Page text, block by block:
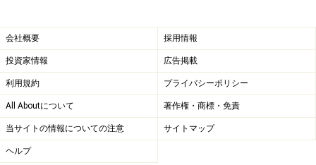
テレビ、電話、金庫、ポット＆お茶のセット(日本発着ク
ルーズ限定)、冷蔵庫、ヘアドライヤー、アメニティ（タ
オル、石鹸、シャンプー、コンディショナー、ボディー
ローション）、スリッパ(日本発着クルーズ限定)、
120V・220V電源
※歯ブラシ、パジャマの設備は、他船同様ありません
※バスタブは、ミニスイート以上の客室に設置。それ以
会社概要 採用情報
投資家情報 広告掲載
利用規約 プライバシーポリシー
All Aboutについて 著作権・商標・免責
当サイトの情報についての注意 サイトマップ
ヘルプ